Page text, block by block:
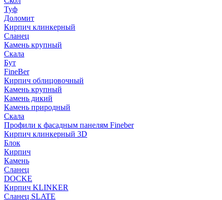
Туф
Доломит
Кирпич клинкерный
Сланец
Камень крупный
Скала
Бут
FineBer
Кирпич облицовочный
Камень крупный
Камень дикий
Камень природный
Скала
Профили к фасадным панелям Fineber
Кирпич клинкерный 3D
Блок
Кирпич
Камень
Сланец
DOCKE
Кирпич KLINKER
Сланец SLATE